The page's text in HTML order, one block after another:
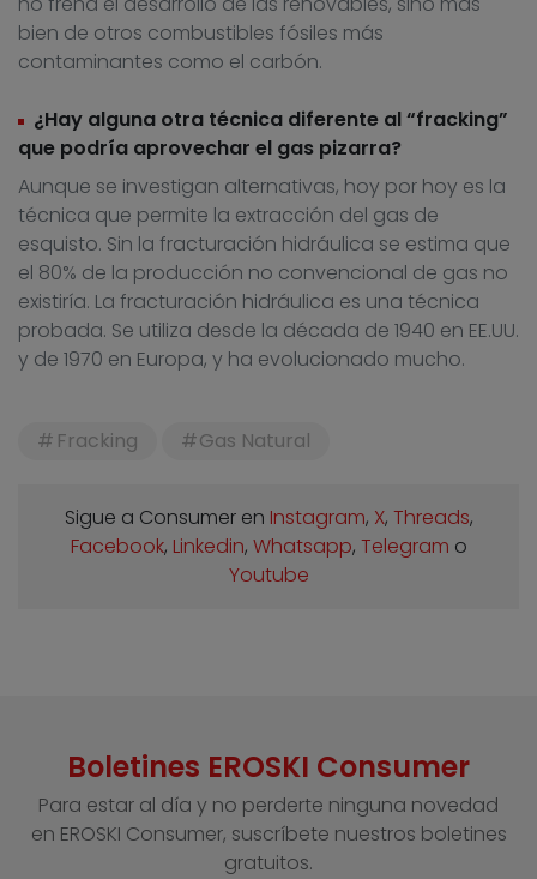
bien de otros combustibles fósiles más
contaminantes como el carbón.
¿Hay alguna otra técnica diferente al “fracking”
que podría aprovechar el gas pizarra?
Aunque se investigan alternativas, hoy por hoy es la
técnica que permite la extracción del gas de
esquisto. Sin la fracturación hidráulica se estima que
el 80% de la producción no convencional de gas no
existiría. La fracturación hidráulica es una técnica
probada. Se utiliza desde la década de 1940 en EE.UU.
y de 1970 en Europa, y ha evolucionado mucho.
Fracking Gas Natural
Sigue a Consumer en Instagram, X, Threads,
Facebook, Linkedin, Whatsapp, Telegram o
Youtube
Boletines EROSKI Consumer
Para estar al día y no perderte ninguna novedad
en EROSKI Consumer, suscríbete nuestros boletines
gratuitos.